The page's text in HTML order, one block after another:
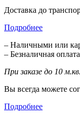
Доставка до
Подробнее
– Наличными или
– Безналичная оплата
При заказе до 10
Вы всегда можете
Подробнее